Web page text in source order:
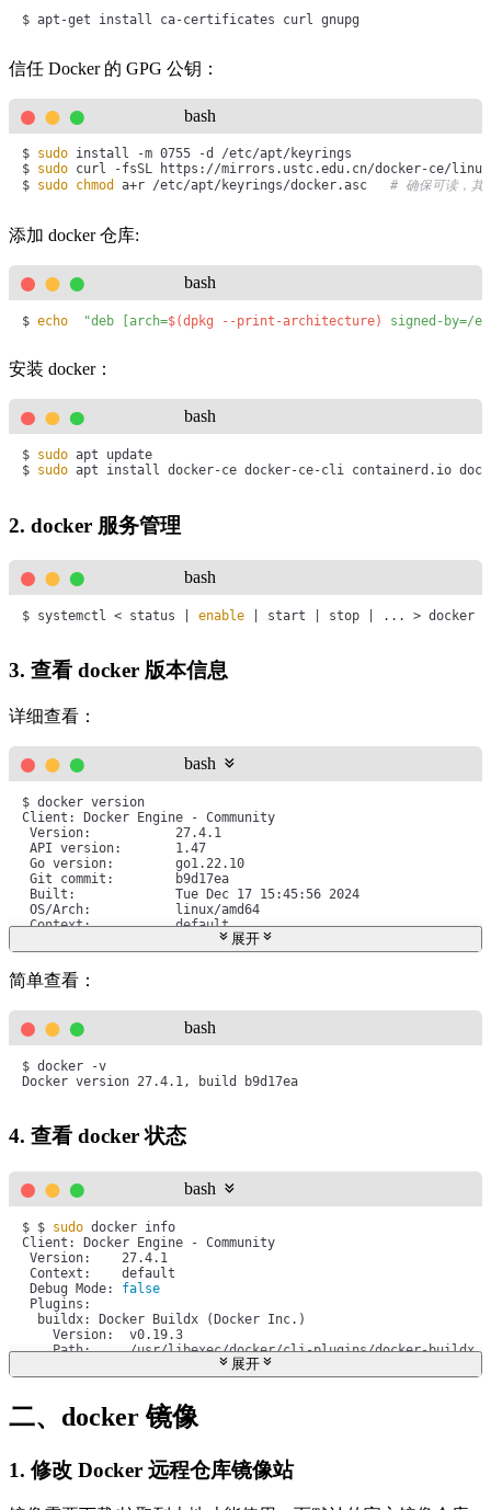
$ apt-get install ca-certificates curl gnupg
信任 Docker 的 GPG 公钥：
bash
$ sudo install -m 0755 -d /etc/apt/keyrings
$ sudo curl -fsSL https://mirrors.ustc.edu.cn/docker-ce/
$ sudo chmod a+r /etc/apt/keyrings/docker.asc # 确保可读，其
添加 docker 仓库:
bash
$ echo "deb [arch=$(dpkg --print-architecture) signed-by=/
安装 docker：
bash
$ sudo apt update
$ sudo apt install docker-ce docker-ce-cli containerd.io
2. docker 服务管理
bash
$ systemctl < status | enable | start | stop | ... > docker
3. 查看 docker 版本信息
详细查看：
bash
$ docker version
Client: Docker Engine - Community
Version:           27.4.1
API version:       1.47
Go version:        go1.22.10
Git commit:        b9d17ea
Built:             Tue Dec 17 15:45:56 2024
OS/Arch:           linux/amd64
Context:           default
trying to connect to the Docker
展开
简单查看：
bash
$ docker -v
Docker version 27.4.1, build b9d17ea
4. 查看 docker 状态
bash
$ $ sudo docker info
Client: Docker Engine - Community
Version:    27.4.1
Context:    default
Debug Mode: false
Plugins:
  buildx: Docker Buildx (Docker Inc.)
    Version:  v0.19.3
    Path:     /usr/libexec/docker/cli-plugins/docker-buildx
  compose: Docker Compose (Docker Inc.)
    Version:  v2.32.1
Server:
  Running: 0
  Paused: 0
展开
二、docker 镜像
1. 修改 Docker 远程仓库镜像站